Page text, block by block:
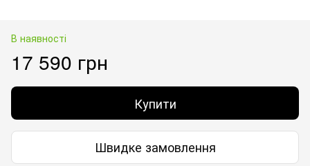
В наявності
17 590 грн
Купити
Швидке замовлення